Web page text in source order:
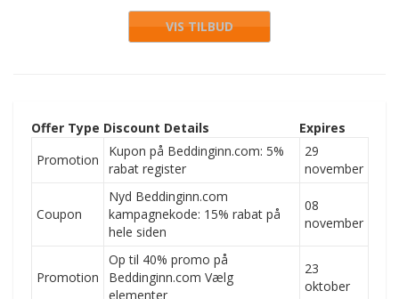
VIS TILBUD
Offer Type Discount Details
Expires
Promotion
Kupon på Beddinginn.com: 5%
rabat register
29
november
Coupon
Nyd Beddinginn.com
kampagnekode: 15% rabat på
hele siden
08
november
Promotion
Op til 40% promo på
Beddinginn.com Vælg
elementer
23
oktober